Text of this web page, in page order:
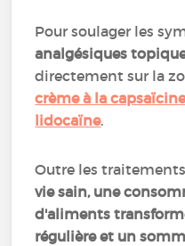
Pour soulager les
analgésiques
directement sur la
crème à la
lidocaïne.
Outre les
vie sain, une
d'aliments
régulière et un